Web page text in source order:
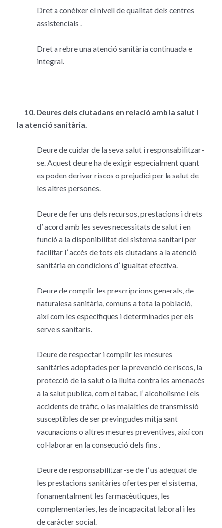
Dret a conèixer el nivell de qualitat dels centres
assistencials .
Dret a rebre una atenció sanitària continuada e
integral.
10. Deures dels ciutadans en relació amb la salut i
la atenció sanitària.
Deure de cuidar de la seva salut i responsabilitzar-
se. Aquest deure ha de exigir especialment quant
es poden derivar riscos o prejudici per la salut de
les altres persones.
Deure de fer uns dels recursos, prestacions i drets
d’ acord amb les seves necessitats de salut i en
funció a la disponibilitat del sistema sanitari per
facilitar l’ accés de tots els ciutadans a la atenció
sanitària en condicions d’ igualtat efectiva.
Deure de complir les prescripcions generals, de
naturalesa sanitària, comuns a tota la població,
així com les especifiques i determinades per els
serveis sanitaris.
Deure de respectar i complir les mesures
sanitàries adoptades per la prevenció de riscos, la
protecció de la salut o la lluita contra les amenacés
a la salut publica, com el tabac, l’ alcoholisme i els
accidents de tràfic, o las malalties de transmissió
susceptibles de ser previngudes mitja sant
vacunacions o altres mesures preventives, així con
col·laborar en la consecució dels fins .
Deure de responsabilitzar-se de l’ us adequat de
les prestacions sanitàries ofertes per el sistema,
fonamentalment les farmacèutiques, les
complementaries, les de incapacitat laboral i les
de caràcter social.